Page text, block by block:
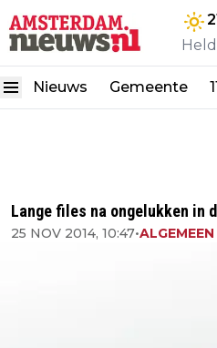
Nieuws Gemeente
Lange files na ongelukken in
25 NOV 2014, 10:47•ALGEMEEN